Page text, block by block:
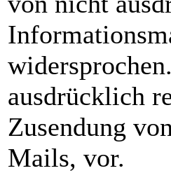
ausdrücklich
Zusendung
Mails, vor.